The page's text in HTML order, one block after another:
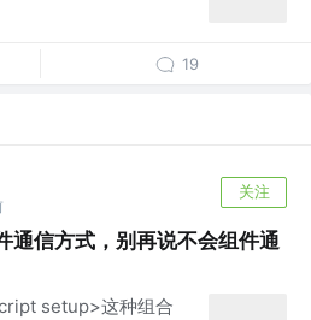
19
关注
通信方式，别再说不会组件通
setup>这种组合